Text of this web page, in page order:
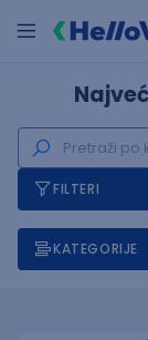
FILTERI
KATEGORIJE